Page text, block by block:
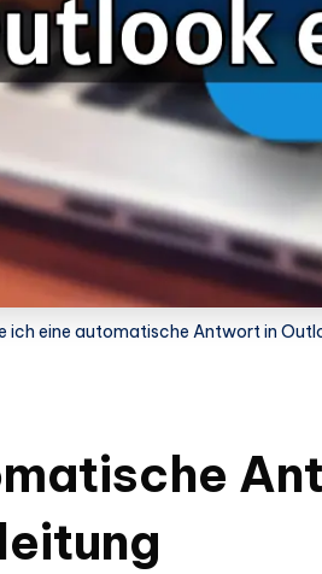
ich eine automatische Antwort in